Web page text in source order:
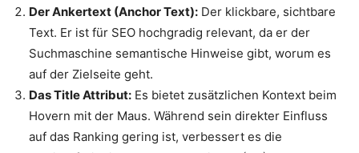
Der Ankertext (Anchor Text): Der klickbare, sichtbare
Text. Er ist für SEO hochgradig relevant, da er der
Suchmaschine semantische Hinweise gibt, worum es
auf der Zielseite geht.
Das Title Attribut: Es bietet zusätzlichen Kontext beim
Hovern mit der Maus. Während sein direkter Einfluss
auf das Ranking gering ist, verbessert es die